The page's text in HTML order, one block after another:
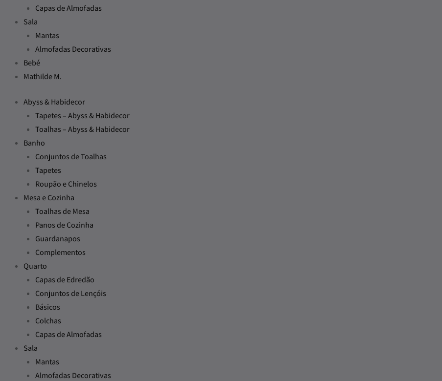
Capas de Almofadas
Sala
Mantas
Almofadas Decorativas
Bebé
Mathilde M.
Abyss & Habidecor
Tapetes – Abyss & Habidecor
Toalhas – Abyss & Habidecor
Banho
Conjuntos de Toalhas
Tapetes
Roupão e Chinelos
Mesa e Cozinha
Toalhas de Mesa
Panos de Cozinha
Guardanapos
Complementos
Quarto
Capas de Edredão
Conjuntos de Lençóis
Básicos
Colchas
Capas de Almofadas
Sala
Mantas
Almofadas Decorativas